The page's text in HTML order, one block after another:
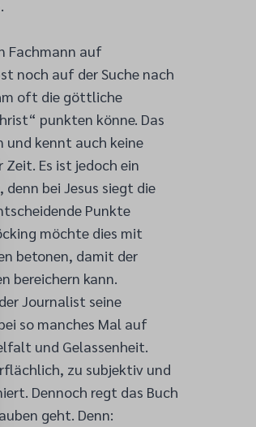
Fachmann auf
noch auf der Suche nach
oft die göttliche
punkten könne. Das
und kennt auch keine
Zeit. Es ist jedoch ein
denn bei Jesus siegt die
Punkte
möchte dies mit
betonen, damit der
bereichern kann.
Journalist seine
so manches Mal auf
und Gelassenheit.
zu subjektiv und
Dennoch regt das Buch
geht. Denn: